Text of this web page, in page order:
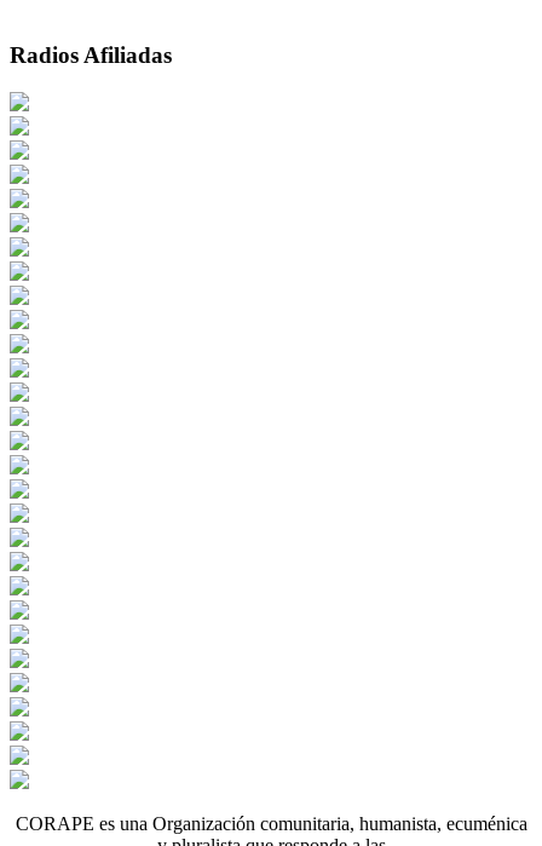
Radios Afiliadas
CORAPE es una Organización comunitaria, humanista, ecuménica